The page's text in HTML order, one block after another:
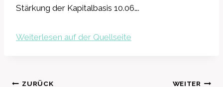
Stärkung der Kapitalbasis 10.06….
Weiterlesen auf der Quellseite
ZURÜCK WEITER